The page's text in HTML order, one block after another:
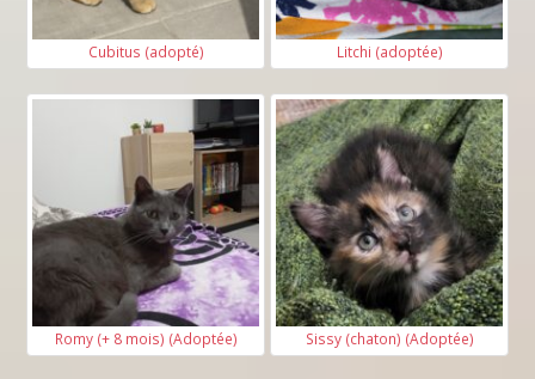
Cubitus (adopté) Litchi (adoptée)
Romy (+ 8 mois) (Adoptée) Sissy (chaton) (Adoptée)